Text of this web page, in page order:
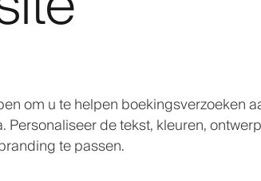
om u te helpen boekingsverzoeken
de tekst, kleuren,
te passen.